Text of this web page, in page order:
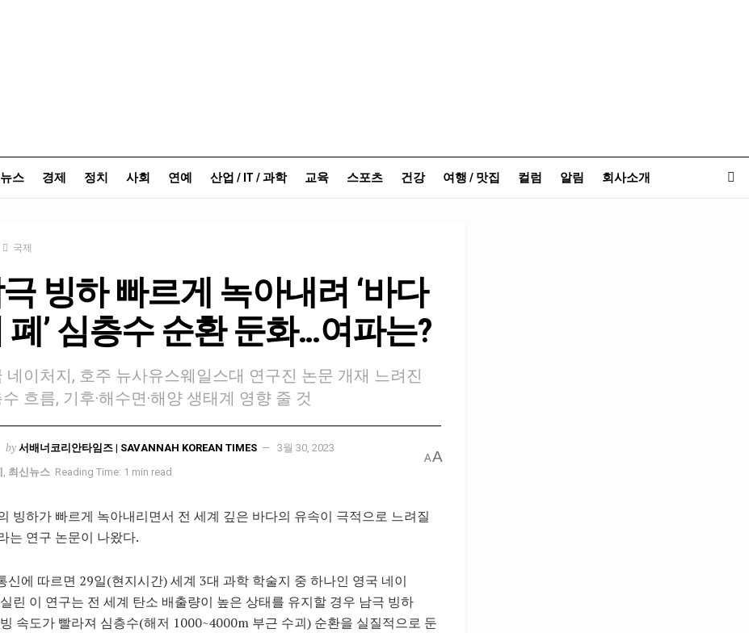
스 경제 정치 사회 연예 산업 / IT / 과학 교육 스포츠 건강 여행 / 맛집 컬럼 알림 회사소개
국제
빙하 빠르게 녹아내려 ‘바다
폐’ 심층수 순환 둔화…여파는?
네이처지, 호주 뉴사유스웨일스대 연구진 논문 개재 느려진
흐름, 기후·해수면·해양 생태계 영향 줄 것
by 서배너코리안타임즈 | SAVANNAH KOREAN TIMES 3월 30, 2023
최신뉴스 Reading Time: 1 min read
AA
빙하가 빠르게 녹아내리면서 전 세계 깊은 바다의 유속이 극적으로 느려질
는 연구 논문이 나왔다.
신에 따르면 29일(현지시간) 세계 3대 과학 학술지 중 하나인 영국 네이
린 이 연구는 전 세계 탄소 배출량이 높은 상태를 유지할 경우 남극 빙하
속도가 빨라져 심층수(해저 1000~4000m 부근 수괴) 순환을 실질적으로 둔